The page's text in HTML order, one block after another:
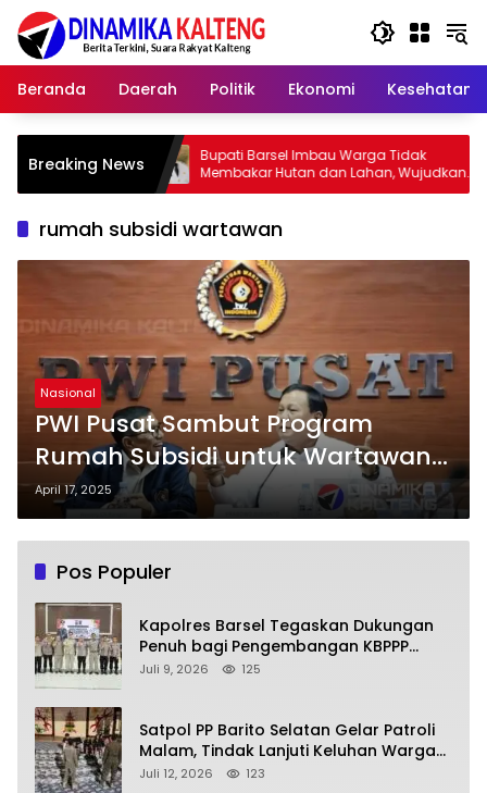
Langsung
konten
Beranda
Daerah Politik Ekonomi Kesehatan
Breaking NewsBupati Barsel Imbau Warga Tidak
Membakar Hutan dan Lahan, Wujudkan
Barito Selatan Bebas Kabut Asap
2026,
yang
rumah subsidi wartawan
Nasional
PWI Pusat Sambut Program
Rumah Subsidi untuk Wartawan,
Tegaskan Tak Ganggu
Independensi Pers
April 17, 2025
Pos Populer
Kapolres Barsel Tegaskan Dukungan
Penuh bagi Pengembangan KBPPP
Kalimantan Tengah
Juli 9, 2026 125
Satpol PP Barito Selatan Gelar Patroli
Malam, Tindak Lanjuti Keluhan Warga
soal Balap Liar dan Remaja Nongkrong
Juli 12, 2026 123